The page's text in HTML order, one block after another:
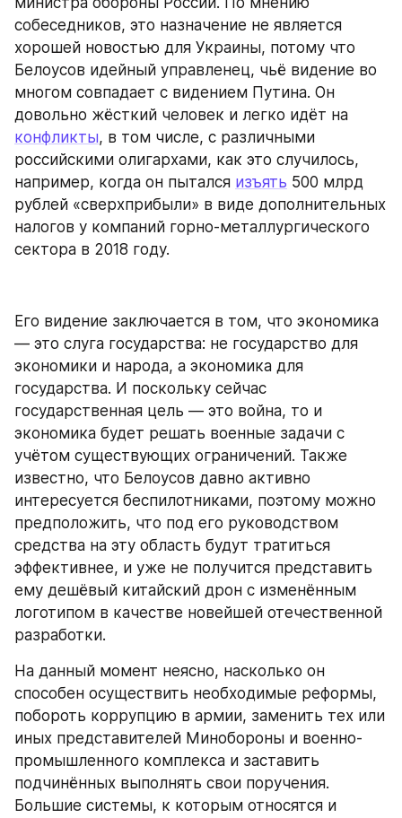
собеседников, это назначение не является
хорошей новостью для Украины, потому что
Белоусов идейный управленец, чьё видение во
многом совпадает с видением Путина. Он
конфликты, в том числе, с различными
российскими олигархами, как это случилось,
например, когда он пытался изъять 500 млрд
рублей «сверхприбыли» в виде дополнительных
налогов у компаний горно-металлургического
сектора в 2018 году.
Его видение заключается в том, что экономика
— это слуга государства: не государство для
экономики и народа, а экономика для
государства. И поскольку сейчас
государственная цель — это война, то и
экономика будет решать военные задачи с
учётом существующих ограничений. Также
известно, что Белоусов давно активно
интересуется беспилотниками, поэтому можно
предположить, что под его руководством
средства на эту область будут тратиться
эффективнее, и уже не получится представить
ему дешёвый китайский дрон с изменённым
логотипом в качестве новейшей отечественной
разработки.
На данный момент неясно, насколько он
способен осуществить необходимые реформы,
побороть коррупцию в армии, заменить тех или
иных представителей Минобороны и военно-
промышленного комплекса и заставить
подчинённых выполнять свои поручения.
Большие системы, к которым относятся и